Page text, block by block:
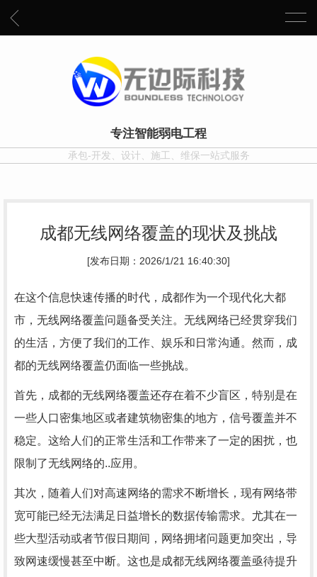
专注智能弱电工程
承包-开发、设计、施工、维保一站式服务
成都无线网络覆盖的现状及挑战
[发布日期：2026/1/21 16:40:30]
在这个信息快速传播的时代，成都作为一个现代化大都
市，无线网络覆盖问题备受关注。无线网络已经贯穿我们
的生活，方便了我们的工作、娱乐和日常沟通。然而，成
都的无线网络覆盖仍面临一些挑战。
首先，成都的无线网络覆盖还存在着不少盲区，特别是在
一些人口密集地区或者建筑物密集的地方，信号覆盖并不
稳定。这给人们的正常生活和工作带来了一定的困扰，也
限制了无线网络的..应用。
其次，随着人们对高速网络的需求不断增长，现有网络带
宽可能已经无法满足日益增长的数据传输需求。尤其在一
些大型活动或者节假日期间，网络拥堵问题更加突出，导
致网速缓慢甚至中断。这也是成都无线网络覆盖亟待提升